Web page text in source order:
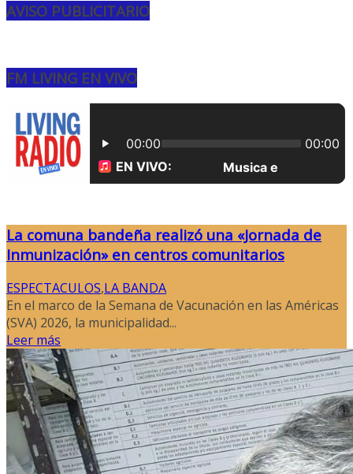
AVISO PUBLICITARIO
FM LIVING EN VIVO
La comuna bandeña realizó una «Jornada de
Inmunización» en centros comunitarios
ESPECTACULOS,LA BANDA
En el marco de la Semana de Vacunación en las Américas
(SVA) 2026, la municipalidad...
Leer más